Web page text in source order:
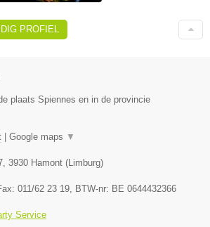
PROFIEL
plaats Spiennes en in de provincie
Google maps ▼
3930 Hamont ( Limburg)
011/62 23 19 , BTW-nr: BE 0644432366
Service